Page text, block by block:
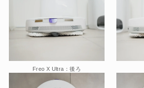
Freo X Ultra：後ろ